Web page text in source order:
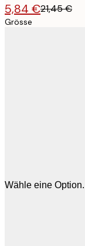
5,84 €21,45 €
Grösse
Wähle eine